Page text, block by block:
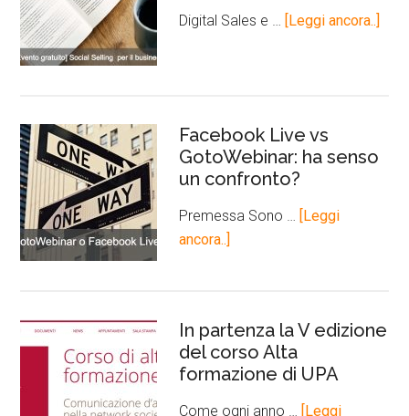
Digital Sales e … [Leggi ancora..]
Facebook Live vs
GotoWebinar: ha senso
un confronto?
Premessa Sono …
[Leggi
ancora..]
In partenza la V edizione
del corso Alta
formazione di UPA
Come ogni anno …
[Leggi